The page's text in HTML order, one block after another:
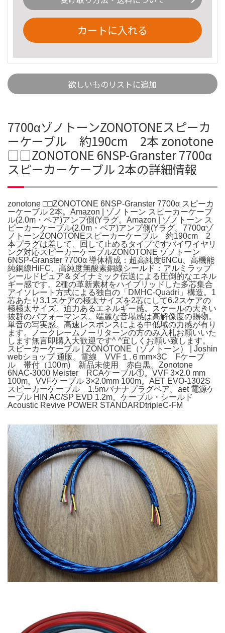
カートに入れる
欲しいものリストに追加
7700αゾノトーンZONOTONEスピーカ
ーケーブル 約190cm 2本 zonotone
□□ZONOTONE 6NSP-Granster 7700α
スピーカーケーブル 2本の詳細情報
zonotone □□ZONOTONE 6NSP-Granster 7700α スピーカ
ーケーブル 2本。Amazon | ゾノトーン スピーカーケーブ
ル(2.0m・ペア)アンプ側(Yラグ。Amazon | ゾノトーン ス
ピーカーケーブル(2.0m・ペア)アンプ側(Yラグ。7700αゾ
ノトーンZONOTONEスピーカーケーブル 約190cm 2
本プラグは差して、回して止めるタイプですバイワイヤリ
ング対応スピーカーケーブルZONOTONE ゾノトーン
6NSP-Granster 7700α 導体構成：超高純度6NCu、高機能
純銅線HiFC、高純度無酸素銅線シールド：アルミラップ
シールドピュア＆ダイナミック伝送による圧倒的なエネル
ギー感です。2種の革新素材をハイブリッドした多芯集合
アイソレート方式による独自の「DMHC-Quadri」構造。1
芯あたり3.1スケアの極太サイズを2芯にして6.2スケアの
極極太サイズ。迫力あるエネルギー感。スケールの大きい
抜群のパフォーマンス。端麗な音場感は高解像度の賜物。
単音の写実感。高速レスポンスによる中低域の力感が有り
ます。ノークレームノーリターンの方のみ入札お願いいた
します無言即購入大歓迎です^ ^宜しくお願い致します。
スピーカーケーブル | ZONOTONE（ゾノトーン） | Joshin
webショップ 通販。電線 VVF１.６mm×3C Fケーブ
ル 帯付（100m) 新品未使用 赤白黒。Zonotone
6NAC-3000 Meister RCAケーブル①。VVF 3×2.0 mm
100m。VVFケーブル 3×2.0mm 100m。AET EVO-1302S
スピーカーケーブル 1.5mバナナプラグペア。aet 電源ケ
ーブル HIN AC/SP EVD 1.2m。ケーブル・シールド
Acoustic Revive POWER STANDARDtripleC-FM